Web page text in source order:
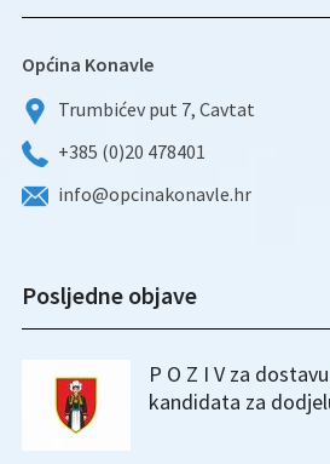
Općina Konavle
Trumbićev put 7, Cavtat
+385 (0)20 478401
info@opcinakonavle.hr
Posljedne objave
P O Z I V za
kandidata za